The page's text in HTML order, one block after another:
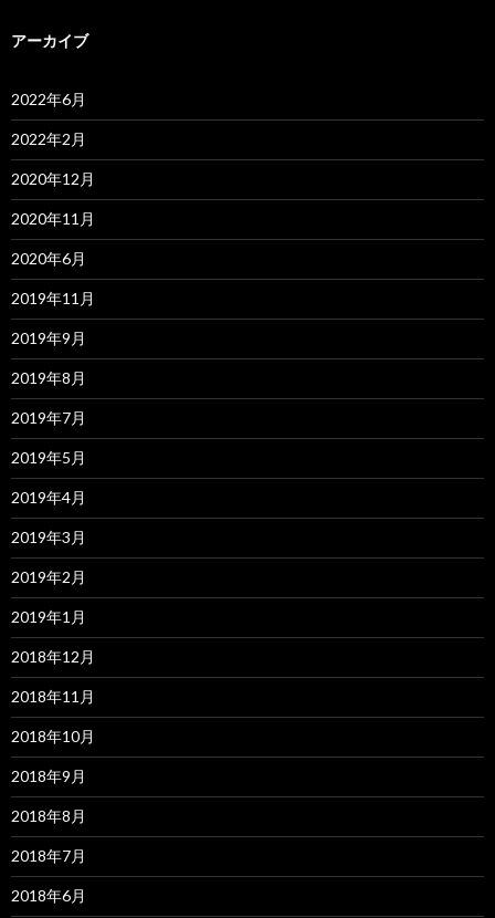
アーカイブ
2022年6月
2022年2月
2020年12月
2020年11月
2020年6月
2019年11月
2019年9月
2019年8月
2019年7月
2019年5月
2019年4月
2019年3月
2019年2月
2019年1月
2018年12月
2018年11月
2018年10月
2018年9月
2018年8月
2018年7月
2018年6月